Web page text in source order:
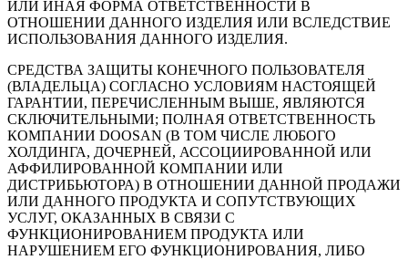
ИЛИ ИНАЯ ФОРМА ОТВЕТСТВЕННОСТИ В
ОТНОШЕНИИ ДАННОГО ИЗДЕЛИЯ ИЛИ ВСЛЕДСТВИЕ
ИСПОЛЬЗОВАНИЯ ДАННОГО ИЗДЕЛИЯ.
СРЕДСТВА ЗАЩИТЫ КОНЕЧНОГО ПОЛЬЗОВАТЕЛЯ
(ВЛАДЕЛЬЦА) СОГЛАСНО УСЛОВИЯМ НАСТОЯЩЕЙ
ГАРАНТИИ, ПЕРЕЧИСЛЕННЫМ ВЫШЕ, ЯВЛЯЮТСЯ
СКЛЮЧИТЕЛЬНЫМИ; ПОЛНАЯ ОТВЕТСТВЕННОСТЬ
КОМПАНИИ DOOSAN (В ТОМ ЧИСЛЕ ЛЮБОГО
ХОЛДИНГА, ДОЧЕРНЕЙ, АССОЦИИРОВАННОЙ ИЛИ
АФФИЛИРОВАННОЙ КОМПАНИИ ИЛИ
ДИСТРИБЬЮТОРА) В ОТНОШЕНИИ ДАННОЙ ПРОДАЖИ
ИЛИ ДАННОГО ПРОДУКТА И СОПУТСТВУЮЩИХ
УСЛУГ, ОКАЗАННЫХ В СВЯЗИ С
ФУНКЦИОНИРОВАНИЕМ ПРОДУКТА ИЛИ
НАРУШЕНИЕМ ЕГО ФУНКЦИОНИРОВАНИЯ, ЛИБО